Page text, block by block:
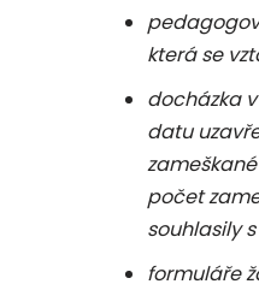
která se
docházka
datu
počet
souhlasily
formuláře